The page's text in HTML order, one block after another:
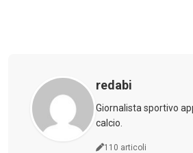
redabi
Giornalista sportivo
calcio.
110 articoli